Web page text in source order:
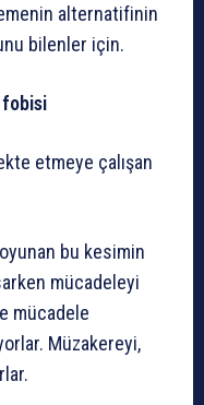
alternatifinin
bilenler için.
fobisi
etmeye çalışan
bu kesimin
mücadeleyi
mücadele
Müzakereyi,